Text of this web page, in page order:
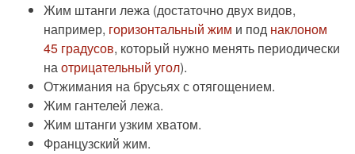
Жим штанги лежа (достаточно двух видов,
например, горизонтальный жим и под наклоном
45 градусов, который нужно менять периодически
наотрицательный угол).
Отжимания на брусьях с отягощением.
Жим гантелей лежа.
Жим штанги узким хватом.
Французский жим.